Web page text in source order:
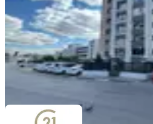
5.500.000 ₺
CENTURY 21 MEVORA